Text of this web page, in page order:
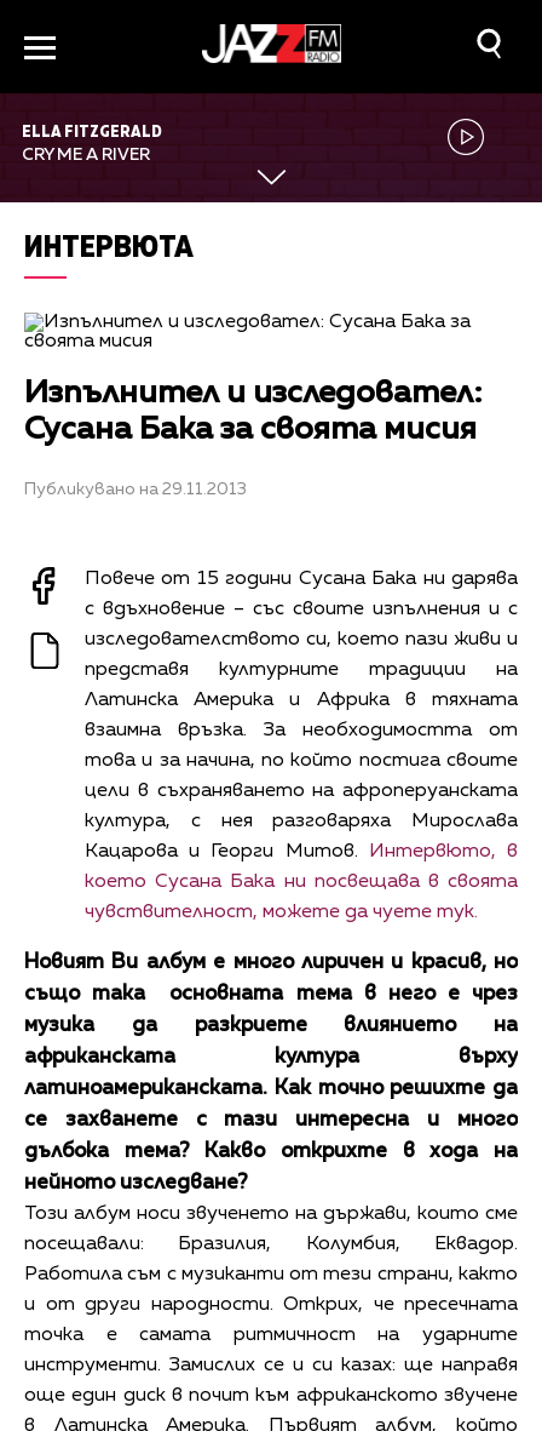
ELLA FITZGERALD
CRY ME A RIVER
ИНТЕРВЮТА
Изпълнител и изследовател:
Сусана Бака за своята мисия
Публикувано на 29.11.2013
Повече от 15 години Сусана Бака ни дарява
с вдъхновение – със своите изпълнения и с
изследователството си, което пази живи и
представя културните традиции на
Латинска Америка и Африка в тяхната
взаимна връзка. За необходимостта от
това и за начина, по който постига своите
цели в съхраняването на афроперуанската
култура, с нея разговаряха Мирослава
Кацарова и Георги Митов.
Интервюто, в
което Сусана Бака ни посвещава в своята
чувствителност, можете да чуете тук.
Новият Ви албум е много лиричен и красив, но
също така основната тема в него е чрез
музика да разкриете влиянието на
африканската култура върху
латиноамериканската. Как точно решихте да
се захванете с тази интересна и много
дълбока тема? Какво открихте в хода на
нейното изследване?
Този албум носи звученето на държави, които сме
посещавали: Бразилия, Колумбия, Еквадор.
Работила съм с музиканти от тези страни, както
и от други народности. Открих, че пресечната
точка е самата ритмичност на ударните
инструменти. Замислих се и си казах: ще направя
още един диск в почит към африканското звучене
в Латинска Америка. Първият албум, който